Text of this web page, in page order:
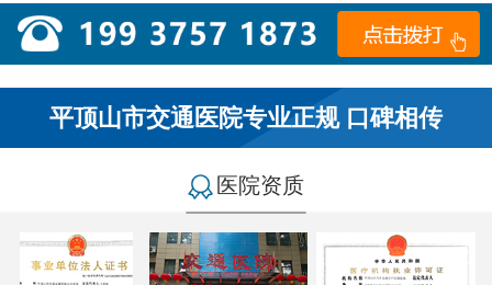
平顶山市交通医院专业正规 口碑相传
医院资质